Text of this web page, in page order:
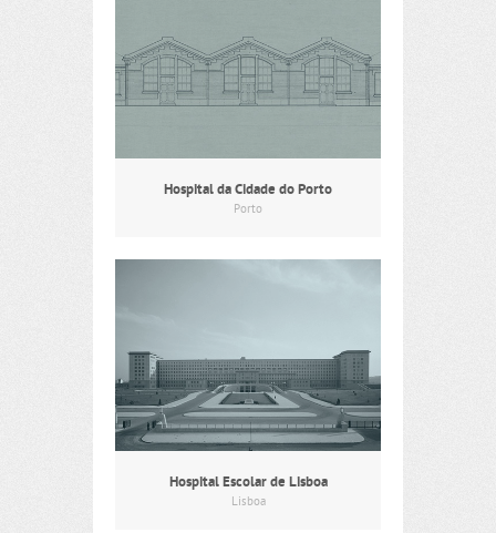
Hospital da Cidade do Porto
Porto
Hospital Escolar de Lisboa
Lisboa